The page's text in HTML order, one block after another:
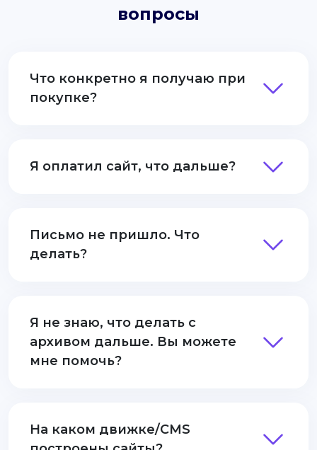
вопросы
Что конкретно я получаю при
покупке?
Я оплатил сайт, что дальше?
Письмо не пришло. Что
делать?
Я не знаю, что делать с
архивом дальше. Вы можете
мне помочь?
На каком движке/CMS